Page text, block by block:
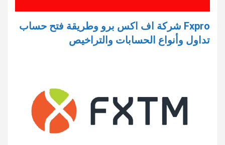
Fxpro شركة اف اكس برو وطريقة فتح حساب
تداول وأنواع الحسابات والتراخيص